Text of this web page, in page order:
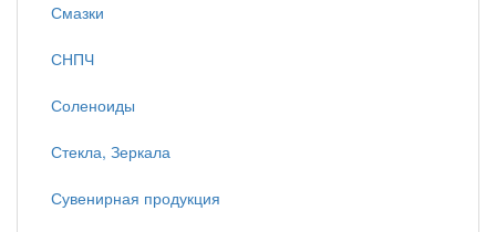
Смазки
СНПЧ
Соленоиды
Стекла, Зеркала
Сувенирная продукция